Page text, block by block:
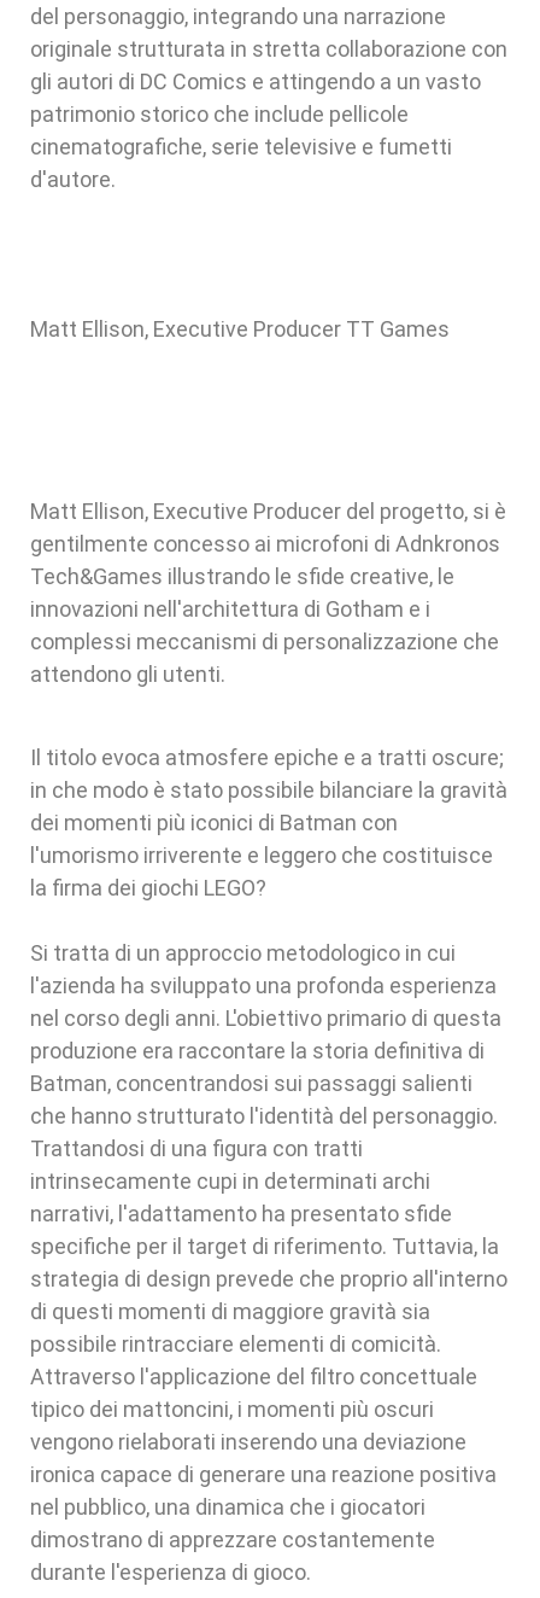
del personaggio, integrando una narrazione
originale strutturata in stretta collaborazione con
gli autori di DC Comics e attingendo a un vasto
patrimonio storico che include pellicole
cinematografiche, serie televisive e fumetti
d'autore.
Matt Ellison, Executive Producer TT Games
Matt Ellison, Executive Producer del progetto, si è
gentilmente concesso ai microfoni di Adnkronos
Tech&Games illustrando le sfide creative, le
innovazioni nell'architettura di Gotham e i
complessi meccanismi di personalizzazione che
attendono gli utenti.
Il titolo evoca atmosfere epiche e a tratti oscure;
in che modo è stato possibile bilanciare la gravità
dei momenti più iconici di Batman con
l'umorismo irriverente e leggero che costituisce
la firma dei giochi LEGO?
Si tratta di un approccio metodologico in cui
l'azienda ha sviluppato una profonda esperienza
nel corso degli anni. L'obiettivo primario di questa
produzione era raccontare la storia definitiva di
Batman, concentrandosi sui passaggi salienti
che hanno strutturato l'identità del personaggio.
Trattandosi di una figura con tratti
intrinsecamente cupi in determinati archi
narrativi, l'adattamento ha presentato sfide
specifiche per il target di riferimento. Tuttavia, la
strategia di design prevede che proprio all'interno
di questi momenti di maggiore gravità sia
possibile rintracciare elementi di comicità.
Attraverso l'applicazione del filtro concettuale
tipico dei mattoncini, i momenti più oscuri
vengono rielaborati inserendo una deviazione
ironica capace di generare una reazione positiva
nel pubblico, una dinamica che i giocatori
dimostrano di apprezzare costantemente
durante l'esperienza di gioco.